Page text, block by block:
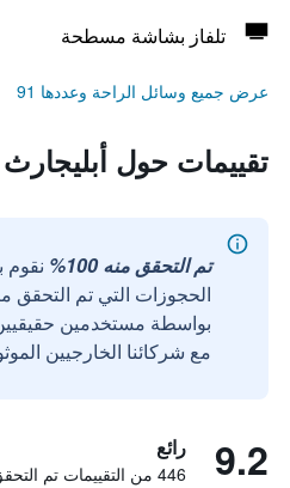
تلفاز بشاشة مسطحة
عرض جميع وسائل الراحة وعددها 91
تقييمات حول أبليجارث
تم التحقق منه 100%
الحجوزات التي تم التحقق
مع شركائنا الخارجيين
9.2 رائع
446 من التقييمات تم التحقق منها